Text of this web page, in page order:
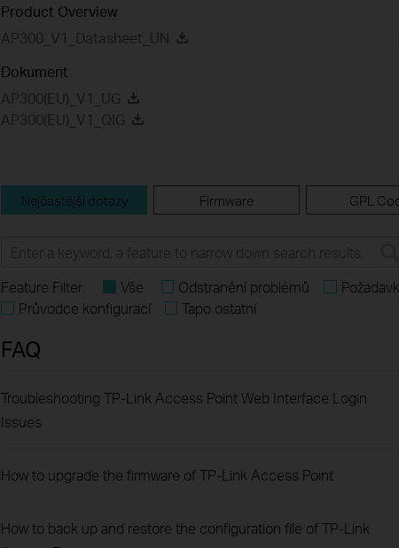
Product Overview
AP300_V1_Datasheet_UN
Dokument
AP300(EU)_V1_UG
AP300(EU)_V1_QIG
Nejčastější dotazy Firmware GPL
Feature Filter: Vše Odstranění problémů
Průvodce konfigurací
Tapo ostatní
FAQ
Troubleshooting TP-Link Access Point Web Interface Login
Issues
How to upgrade the firmware of TP-Link Access Point
How to back up and restore the configuration file of TP-Link